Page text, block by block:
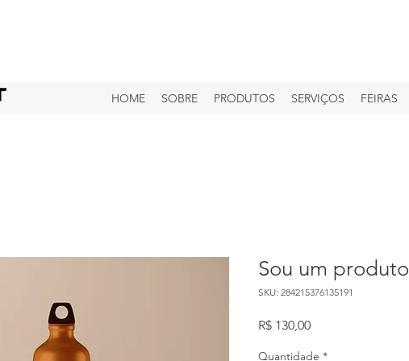
HOME SOBRE PRODUTOS SERVIÇOS FEIRAS
Sou um produto
SKU: 284215376135191
R$ 130,00Preço
Quantidade *